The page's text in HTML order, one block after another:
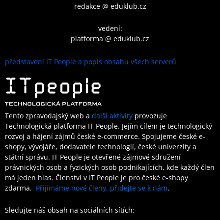
redakce @ eduklub.cz
vedení:
platforma @ eduklub.cz
představení IT People a popis obsahu všech serverů
Tento zpravodajský web a další aktivity provozuje
Technologická platforma IT People. Jejím cílem je technologický
rozvoj a hájení zájmů české e-commerce. Spojujeme české e-
shopy, vývojáře, dodavatele technologií, české univerzity a
státní správu. IT People je otevřené zájmové sdružení
právnických osob a fyzických osob podnikajících, kde každý člen
má jeden hlas. Členství v IT People je pro české e-shopy
zdarma. Přijímáme nové členy, přidejte se k nám.
Sledujte náš obsah na sociálních sítích: